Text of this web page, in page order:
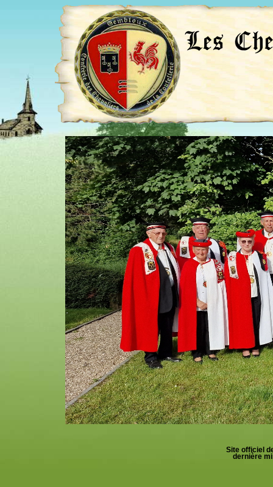
Site officiel
dernière